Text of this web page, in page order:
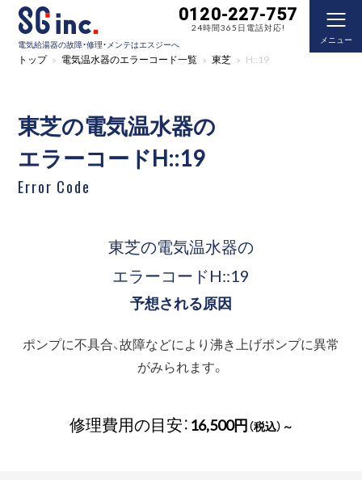
電気給湯器の故障・修理・メンテはエスジーへ
0120-227-757
24時間365日電話対応!
メニュー
トップ 電気温水器のエラーコード一覧 東芝 H::19
東芝の電気温水器の
エラーコードH::19
Error Code
東芝の電気温水器の
エラーコードH::19
予想される原因
ポンプに不具合、故障などにより沸き上げポンプに異常
がみられます。
修理費用の目安：16,500円（税込）～